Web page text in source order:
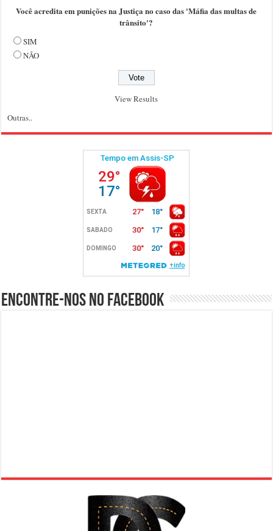
Você acredita em punições na Justiça no caso das 'Máfia das multas de
trânsito'?
SIM
NÃO
View Results
Outras..
Encontre-nos no Facebook